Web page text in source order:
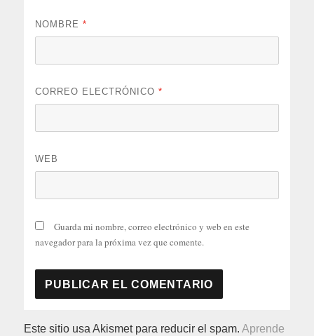
NOMBRE*
CORREO ELECTRÓNICO*
WEB
Guarda mi nombre, correo electrónico y web en este
navegador para la próxima vez que comente.
Este sitio usa Akismet para reducir el spam.Aprende